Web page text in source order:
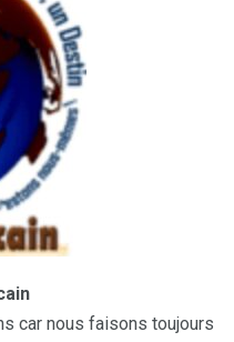
car nous faisons toujours